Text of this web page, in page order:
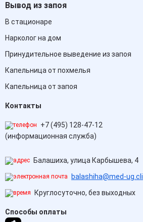
Вывод из запоя
В стационаре
Нарколог на дом
Принудительное выведение из запоя
Капельница от похмелья
Капельница от запоя
Контакты
+7 (495) 128-47-12
(информационная служба)
Балашиха, улица Карбышева, 4
balashiha@med-
Круглосуточно, без выходных
Способы оплаты